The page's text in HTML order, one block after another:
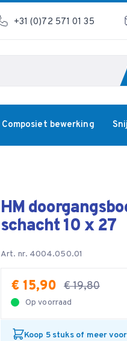
+31 (0)72 571 01 35
Composiet bewerking
HM
schacht 10 x 27
Art. nr. 4004.050.01
€ 15,90 € 19,80
Op voorraad
Koop 5 stuks of meer